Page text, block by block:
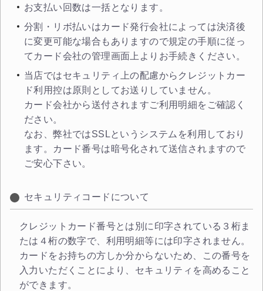
お支払い回数は一括となります。
分割・リボ払いはカード発行会社によっては決済後
に変更可能な場合もありますので規定の手順に従っ
てカード会社の管理画面上よりお手続きください。
当店ではセキュリティ上の配慮からクレジットカー
ド利用控は原則としてお送りしていません。
カード会社から送付されますご利用明細をご確認く
ださい。
なお、弊社ではSSLというシステムを利用しており
ます。カード番号は暗号化されて送信されますので
ご安心下さい。
セキュリティコードについて
クレジットカード番号とは別に印字されている３桁ま
たは４桁の数字で、利用明細等には印字されません。
カードをお持ちの方しか分からないため、この番号を
入力いただくことにより、セキュリティを高めること
ができます。